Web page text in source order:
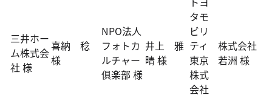
三井ホー
ム株式会
社 様
喜納 稔
様
NPO法人
フォトカ
ルチャー
俱楽部 様
井上 雅
晴 様
タモ
ビリ
ティ
東京
株式
会社
株式会社
若洲 様